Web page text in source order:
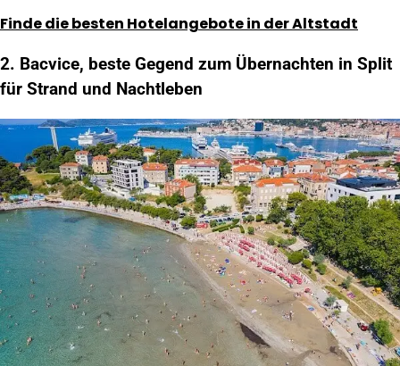
Finde die besten Hotelangebote in der Altstadt
2. Bacvice, beste Gegend zum Übernachten in Split
für Strand und Nachtleben